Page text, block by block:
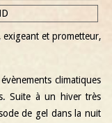
et prometteur,
climatiques
Suite à un hiver très
de gel dans la nuit